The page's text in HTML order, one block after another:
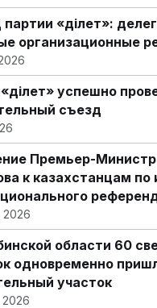
«Әділет»:
организационные
успешно
съезд
Премьер-
к казахстанцам по
2026
области 60
одновременно
участок
2026